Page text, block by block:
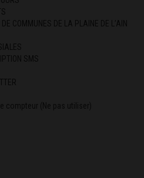
COMMUNES DE LA PLAINE DE L’AIN
SMS
compteur (Ne pas utiliser)